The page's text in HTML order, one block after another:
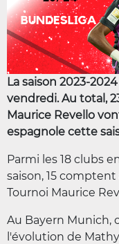
La saison 2023-
vendredi. Au total,
Maurice Revello
espagnole cette
Parmi les 18 clubs
saison, 15
Tournoi Maurice
Au Bayern Munich,
l'évolution de